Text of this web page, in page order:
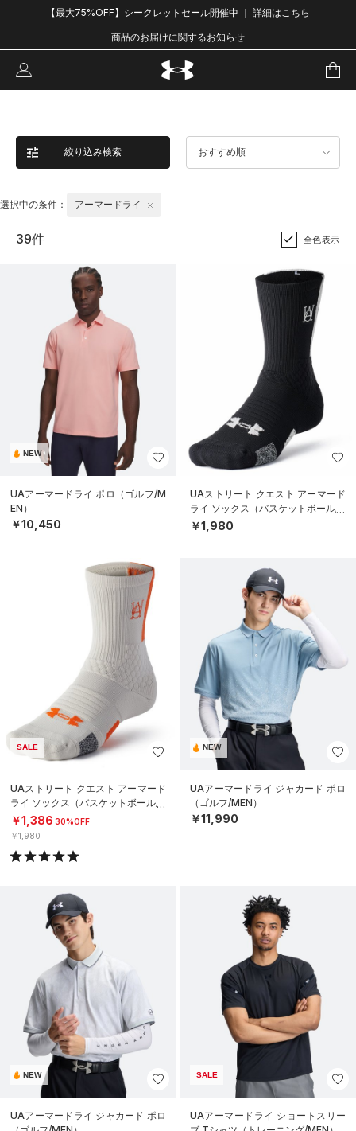
【最大75%OFF】シークレットセール開催中 ｜ 詳細はこちら
商品のお届けに関するお知らせ
絞り込み検索 おすすめ順
選択中の条件： アーマードライ
39件 全色表示
NEW
UAアーマードライ ポロ（ゴルフ/M
EN）
￥10,450
UAストリート クエスト アーマード
ライ ソックス（バスケットボール/U
NISEX）
￥1,980
SALE
UAストリート クエスト アーマード
ライ ソックス（バスケットボール/U
NISEX）
￥1,386 30%OFF
￥1,980
NEW
UAアーマードライ ジャカード ポロ
（ゴルフ/MEN）
￥11,990
NEW
UAアーマードライ ジャカード ポロ
SALE
UAアーマードライ ショートスリー